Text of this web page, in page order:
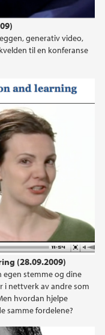
generativ video,
til en konferanse
(28.09.2009)
stemme og dine
i nettverk av andre som
hvordan hjelpe
samme fordelene?